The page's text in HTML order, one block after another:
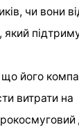
чи вони
його
витрати на